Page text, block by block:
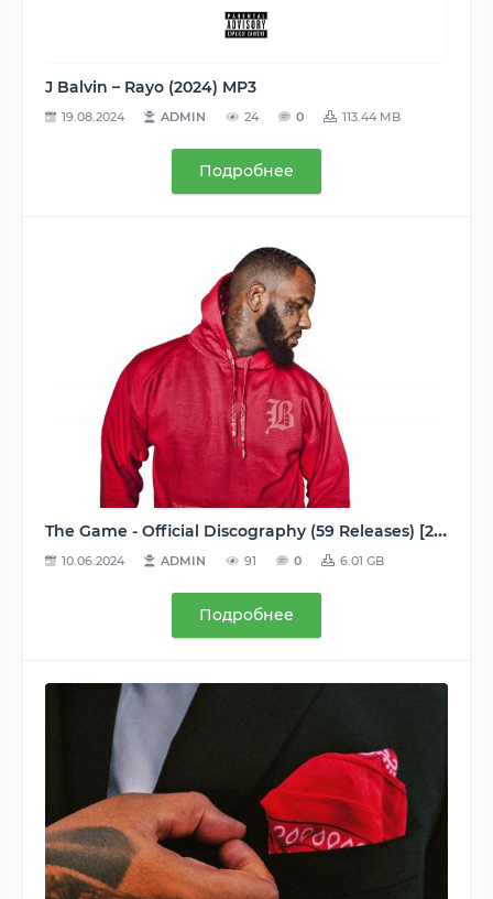
J Balvin – Rayo (2024) MP3
19.08.2024 ADMIN 24 0 113.44 MB
Подробнее
The Game - Official Discography (59 Releases) [2002-2016], MP3, 160-320 kbps
10.06.2024 ADMIN 91 0 6.01 GB
Подробнее